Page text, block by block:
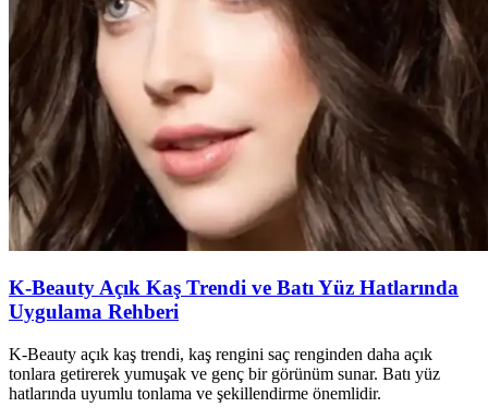
K-Beauty Açık Kaş Trendi ve Batı Yüz Hatlarında
Uygulama Rehberi
K-Beauty açık kaş trendi, kaş rengini saç renginden daha açık
tonlara getirerek yumuşak ve genç bir görünüm sunar. Batı yüz
hatlarında uyumlu tonlama ve şekillendirme önemlidir.